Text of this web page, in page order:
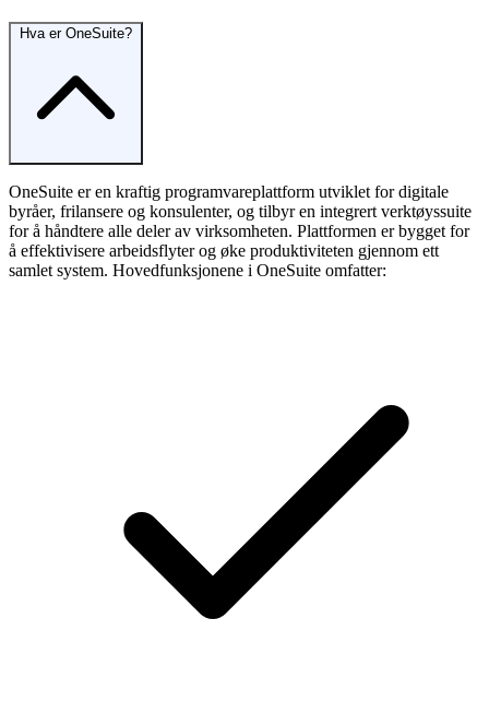
Hva er OneSuite?
OneSuite er en kraftig programvareplattform utviklet for digitale
byråer, frilansere og konsulenter, og tilbyr en integrert verktøyssuite
for å håndtere alle deler av virksomheten. Plattformen er bygget for
å effektivisere arbeidsflyter og øke produktiviteten gjennom ett
samlet system. Hovedfunksjonene i OneSuite omfatter: